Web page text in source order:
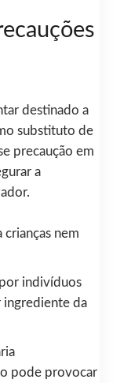
destinado a
substituto de
precaução em
a
crianças nem
indivíduos
ingrediente da
pode provocar